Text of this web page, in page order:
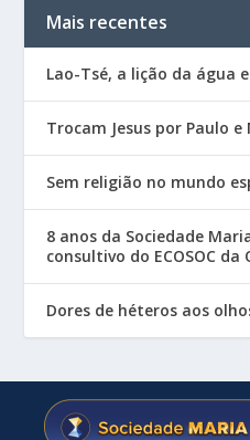
Mais recentes
Lao-Tsé, a lição da água
Trocam Jesus por Paulo e
Sem religião no mundo
8 anos da Sociedade
consultivo do ECOSOC da
Dores de héteros aos